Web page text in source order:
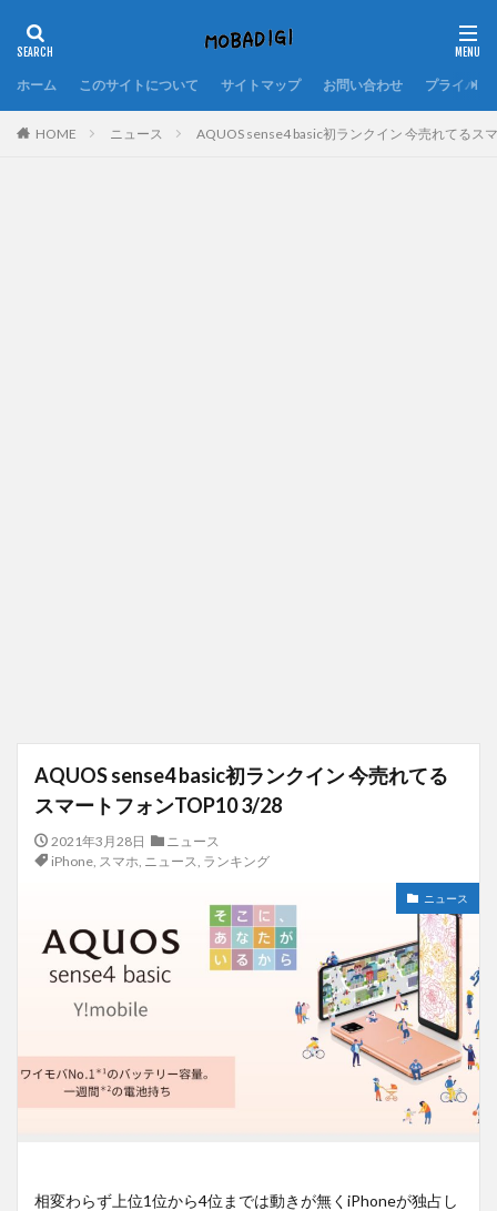
ホーム このサイトについて サイトマップ お問い合わせ プライバシ
HOME ニュース AQUOS sense4 basic初ランクイン 今売れてるス
AQUOS sense4 basic初ランクイン 今売れてる
スマートフォンTOP10 3/28
2021年3月28日
ニュース
iPhone, スマホ, ニュース, ランキング
ニュース
相変わらず上位1位から4位までは動きが無くiPhoneが独占し